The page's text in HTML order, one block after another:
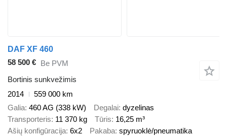
DAF XF 460
58 500 € Be PVM
Bortinis sunkvežimis
2014
559 000 km
Galia 460 AG (338 kW) Degalai dyzelinas
Transporteris 11 370 kg Tūris 16,25 m³
Ašių konfigūracija 6x2 Pakaba spyruoklė/pneumatika